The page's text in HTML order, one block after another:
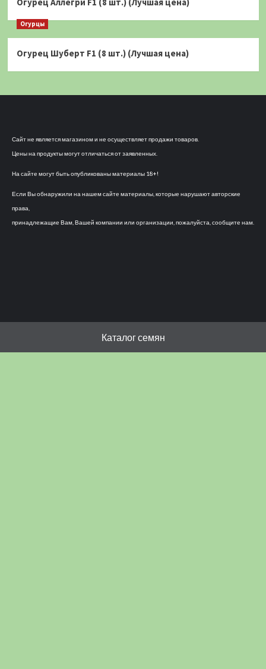
Огурцы
Огурец Шуберт F1 (8 шт.) (Лучшая цена)
Сайт не является магазином и не осуществляет продажи товаров.
Цены на продукты могут отличаться от заявленных.
На сайте могут быть опубликованы материалы 18+!
Если Вы обнаружили на нашем сайте материалы, которые нарушают авторские
права,
принадлежащие Вам, Вашей компании или организации, пожалуйста, сообщите нам.
Каталог семян